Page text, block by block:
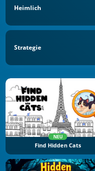
Heimlich
Strategie
NEU
Find Hidden Cats